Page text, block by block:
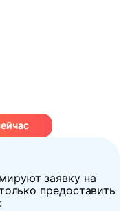
заявку на
предоставить